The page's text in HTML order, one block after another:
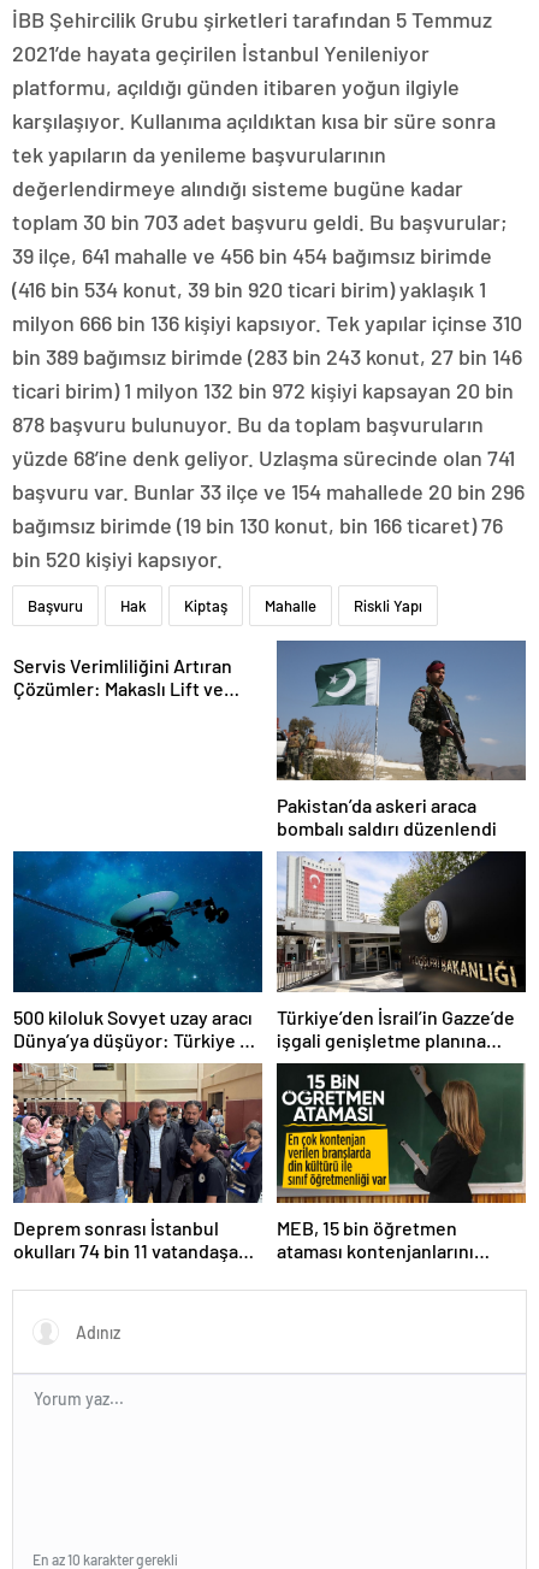
İBB Şehircilik Grubu şirketleri tarafından 5 Temmuz
2021’de hayata geçirilen İstanbul Yenileniyor
platformu, açıldığı günden itibaren yoğun ilgiyle
karşılaşıyor. Kullanıma açıldıktan kısa bir süre sonra
tek yapıların da yenileme başvurularının
değerlendirmeye alındığı sisteme bugüne kadar
toplam 30 bin 703 adet başvuru geldi. Bu başvurular;
39 ilçe, 641 mahalle ve 456 bin 454 bağımsız birimde
(416 bin 534 konut, 39 bin 920 ticari birim) yaklaşık 1
milyon 666 bin 136 kişiyi kapsıyor. Tek yapılar içinse 310
bin 389 bağımsız birimde (283 bin 243 konut, 27 bin 146
ticari birim) 1 milyon 132 bin 972 kişiyi kapsayan 20 bin
878 başvuru bulunuyor. Bu da toplam başvuruların
yüzde 68’ine denk geliyor. Uzlaşma sürecinde olan 741
başvuru var. Bunlar 33 ilçe ve 154 mahallede 20 bin 296
bağımsız birimde (19 bin 130 konut, bin 166 ticaret) 76
bin 520 kişiyi kapsıyor.
Başvuru Hak Kiptaş Mahalle Riskli Yapı
Servis Verimliliğini Artıran
Çözümler: Makaslı Lift ve
Pakistan’da askeri araca
bombalı saldırı düzenlendi
500 kiloluk Sovyet uzay aracı
Dünya’ya düşüyor: Türkiye de
risk altında
Türkiye’den İsrail’in Gazze’de
işgali genişletme planına
tepki
Deprem sonrası İstanbul
okulları 74 bin 11 vatandaşa
MEB, 15 bin öğretmen
ataması kontenjanlarını
En az 10 karakter gerekli